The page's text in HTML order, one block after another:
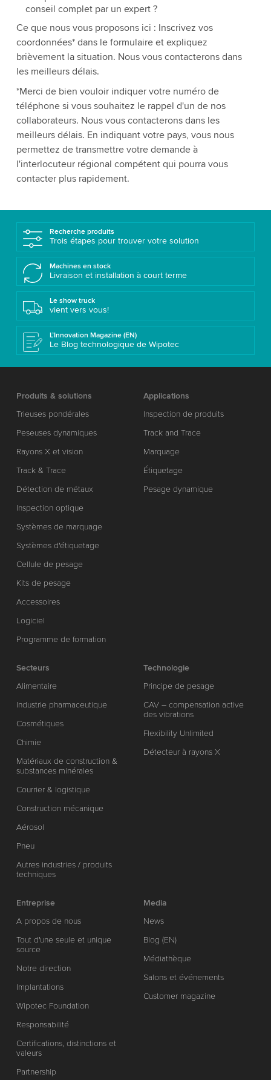
conseil complet par un expert ?
Ce que nous vous proposons ici : Inscrivez vos
coordonnées* dans le formulaire et expliquez
brièvement la situation. Nous vous contacterons dans
les meilleurs délais.
*Merci de bien vouloir indiquer votre numéro de
téléphone si vous souhaitez le rappel d'un de nos
collaborateurs. Nous vous contacterons dans les
meilleurs délais. En indiquant votre pays, vous nous
permettez de transmettre votre demande à
l'interlocuteur régional compétent qui pourra vous
contacter plus rapidement.
Recherche produits
Trois étapes pour trouver votre solution
Machines en stock
Livraison et installation à court terme
Le show truck
vient vers vous!
L’Innovation Magazine (EN)
Le Blog technologique de Wipotec
Produits & solutions
Trieuses pondérales
Peseuses dynamiques
Rayons X et vision
Track & Trace
Détection de métaux
Inspection optique
Systèmes de marquage
Systèmes d'étiquetage
Cellule de pesage
Kits de pesage
Accessoires
Logiciel
Programme de formation
Applications
Inspection de produits
Track and Trace
Marquage
Étiquetage
Pesage dynamique
Secteurs
Alimentaire
Industrie pharmaceutique
Cosmétiques
Chimie
Matériaux de construction &
substances minérales
Courrier & logistique
Construction mécanique
Aérosol
Pneu
Autres industries / produits
techniques
Technologie
Principe de pesage
CAV – compensation active
des vibrations
Flexibility Unlimited
Détecteur à rayons X
Entreprise
A propos de nous
Tout d'une seule et unique
source
Notre direction
Implantations
Wipotec Foundation
Responsabilité
Certifications, distinctions et
valeurs
Partnership
Media
News
Blog (EN)
Médiathèque
Salons et événements
Customer magazine